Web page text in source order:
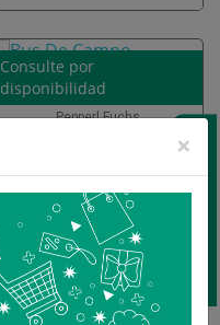
Pepperl Fuchs
power Hub HCD2-FBPS-1.500
$860.268IVA Incluido
Ver Más
Consulte por
disponibilidad
CONTÁCTANOS
×